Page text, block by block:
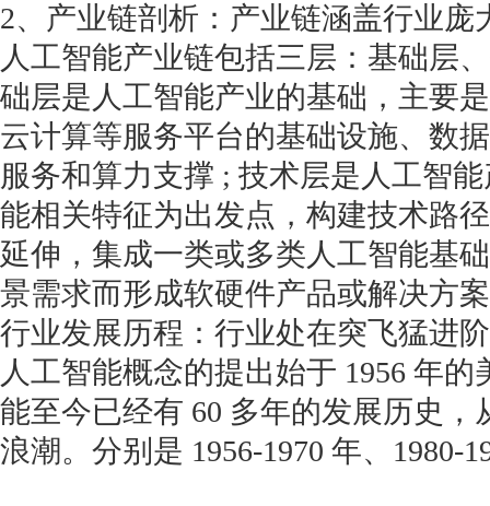
2、产业链剖析：产业链涵盖行业庞
人工智能产业链包括三层：基础层
础层是人工智能产业的基础，主要
云计算等服务平台的基础设施、数
服务和算力支撑 ; 技术层是人工智
能相关特征为出发点，构建技术路
延伸，集成一类或多类人工智能基
景需求而形成软硬件产品或解决方
行业发展历程：行业处在突飞猛进
人工智能概念的提出始于 1956 年
能至今已经有 60 多年的发展历史
浪潮。分别是 1956-1970 年、1980-
获得产品报价方案
1万个想法不如1次的方案落地